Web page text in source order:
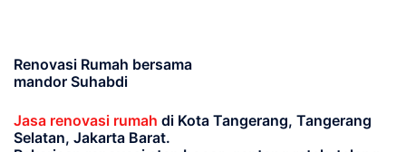
Renovasi Rumah bersama
mandor Suhabdi
Jasa renovasi rumah di Kota Tangerang, Tangerang
Selatan, Jakarta Barat.